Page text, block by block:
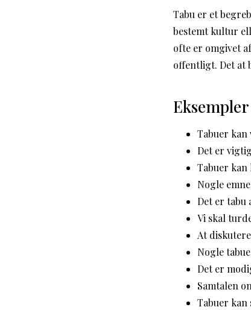
Tabu er et
bestemt kultur
ofte er omgivet
offentligt. Det at
Tabuer
Det er
Tabuer kan
Nogle
Det er tabu
Vi skal
At
Nogle
Det er
Samtalen
Tabuer kan